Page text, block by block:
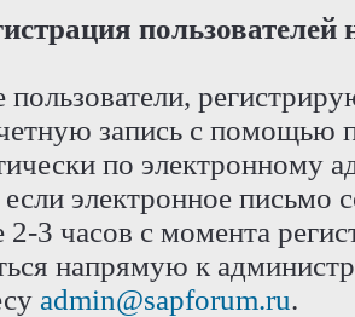
пользователей
пользователи,
запись с помощью
по электронному
если электронное письмо
2-3 часов с момента
напрямую к
admin@sapforum.ru.